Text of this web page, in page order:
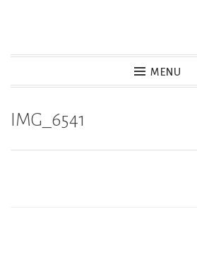
principal
MENU
IMG_6541